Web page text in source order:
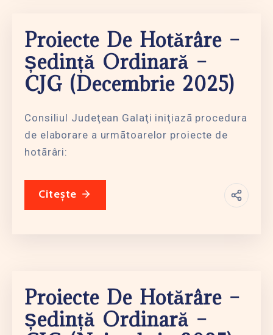
Proiecte De Hotărâre –
Ședință Ordinară –
CJG (decembrie 2025)
Consiliul Judeţean Galaţi iniţiazã procedura
de elaborare a urmãtoarelor proiecte de
hotãrâri:
Citește
Proiecte De Hotărâre –
Ședință Ordinară –